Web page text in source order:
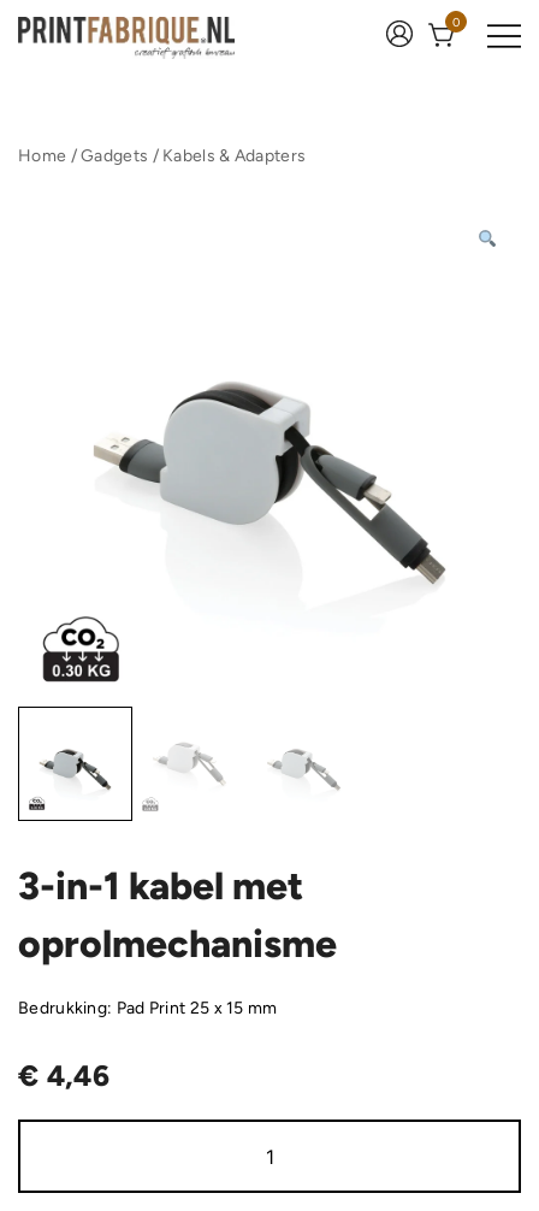
naar
0
Home /Gadgets / Kabels & Adapters
3-in-1 kabel met
oprolmechanisme
Bedrukking: Pad Print 25 x 15 mm
€ 4,46
in-